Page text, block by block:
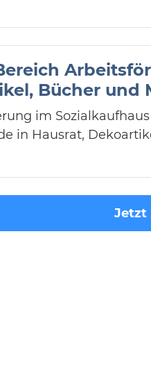
Bücher und
im
in Hausrat,
Jetzt